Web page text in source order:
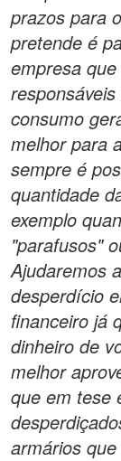
prazos para
pretende é
empresa
consumo
melhor para
sempre é
quantidade
exemplo
"parafusos"
Ajudaremos
desperdício
financeiro já
dinheiro de
melhor
que em tese
armários